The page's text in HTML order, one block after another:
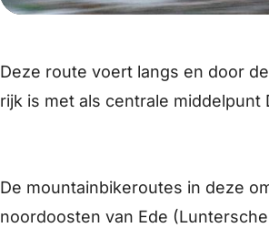
Deze route voert langs en door
rijk is met als centrale middelpunt
De mountainbikeroutes in deze
noordoosten van Ede